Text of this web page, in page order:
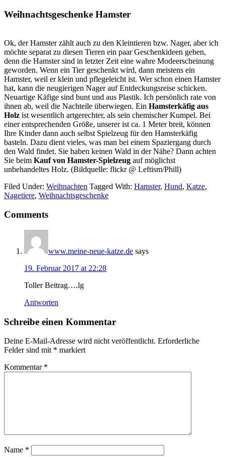
Weihnachtsgeschenke Hamster
Ok, der Hamster zählt auch zu den Kleintieren bzw. Nager, aber ich
möchte separat zu diesen Tieren ein paar Geschenkideen geben,
denn die Hamster sind in letzter Zeit eine wahre Modeerscheinung
geworden. Wenn ein Tier geschenkt wird, dann meistens ein
Hamster, weil er klein und pflegeleicht ist. Wer schon einen Hamster
hat, kann die neugierigen Nager auf Entdeckungsreise schicken.
Neuartige Käfige sind bunt und aus Plastik. Ich persönlich rate von
ihnen ab, weil die Nachteile überwiegen. Ein Hamsterkäfig aus
Holz ist wesentlich artgerechter, als sein chemischer Kumpel. Bei
einer entsprechenden Größe, unserer ist ca. 1 Meter breit, können
Ihre Kinder dann auch selbst Spielzeug für den Hamsterkäfig
basteln. Dazu dient vieles, was man bei einem Spaziergang durch
den Wald findet. Sie haben keinen Wald in der Nähe? Dann achten
Sie beim Kauf von Hamster-Spielzeug auf möglichst
unbehandeltes Holz. (Bildquelle: flickr @ Leftism/Phill)
Filed Under: Weihnachten Tagged With: Hamster, Hund, Katze,
Nagetiere, Weihnachtsgeschenke
Reader
Interactions
Comments
www.meine-neue-katze.de says
19. Februar 2017 at 22:28
Toller Beitrag….lg
Antworten
Schreibe einen Kommentar
Deine E-Mail-Adresse wird nicht veröffentlicht. Erforderliche
Felder sind mit * markiert
Kommentar *
Name *